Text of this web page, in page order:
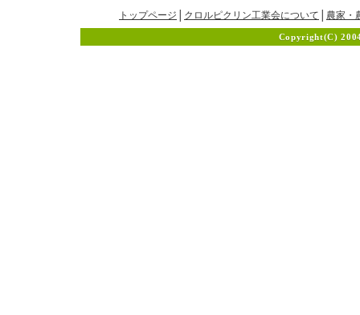
トップページ クロルピクリン工業会について 農家・
Copyright(C)